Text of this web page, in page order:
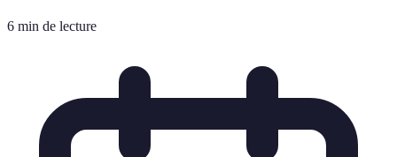
6 min de lecture